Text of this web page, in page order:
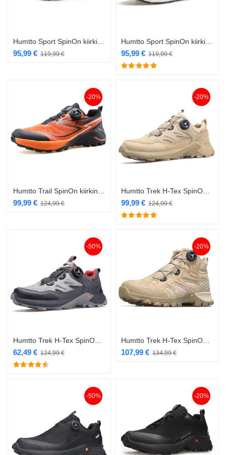
119,99€
95,99 € 119,99€
95,99 €
-20%
124,99€
99,99 €
-20%
124,99€
99,99 €
-50%
124,99€
62,49 €
-20%
134,99€
107,99 €
-50% -20%